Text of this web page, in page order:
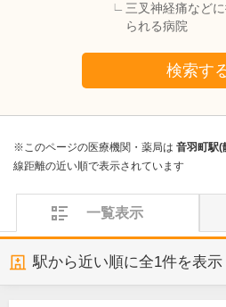
三叉神経痛など
られる病院
検索す
※このページの医療機関・薬局は 音羽町駅(
線距離の近い順で表示されています
一覧表示
駅から近い順に全1件を表示